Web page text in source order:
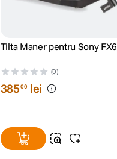
Tilta Maner pentru Sony FX6
(0)
38500 lei